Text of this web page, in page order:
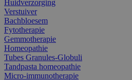
Huidverzorging
Verstuiver
Bachbloesem
Fytotherapie
Gemmotherapie
Homeopathie
Tubes Granules-Globuli
Tandpasta homeopathie
Micro-immunotherapie